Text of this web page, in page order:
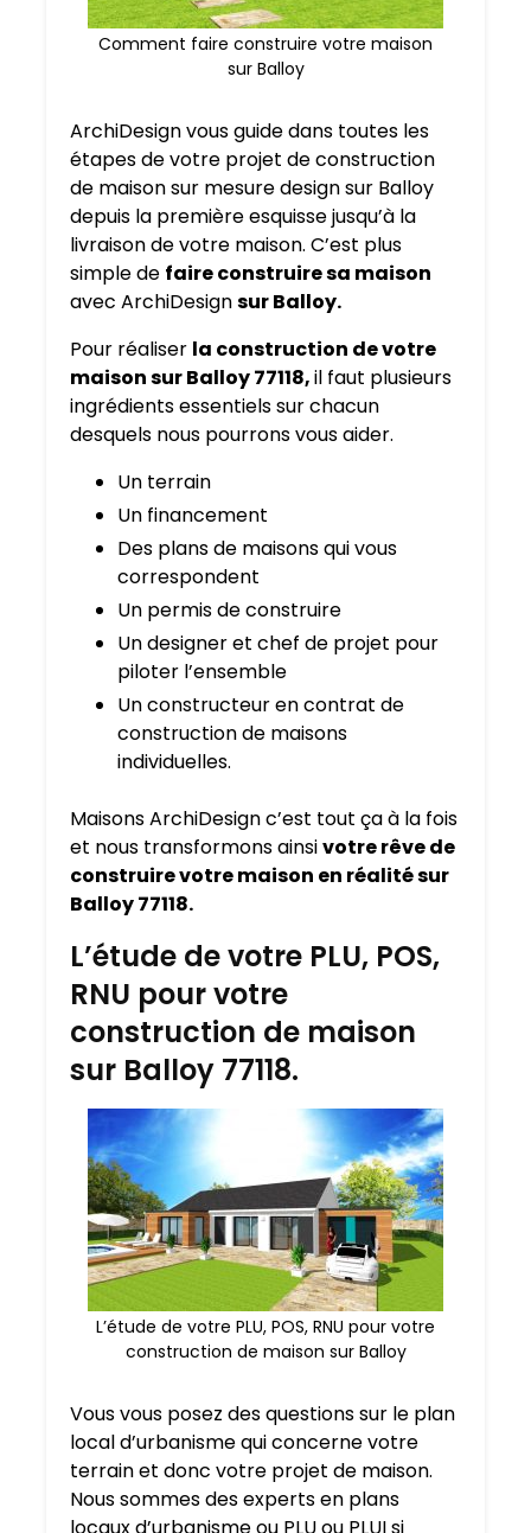
Comment faire construire votre maison
sur Balloy
ArchiDesign vous guide dans toutes les
étapes de votre projet de construction
de maison sur mesure design sur Balloy
depuis la première esquisse jusqu’à la
livraison de votre maison. C’est plus
simple de faire construire sa maison
avec ArchiDesignsur Balloy.
Pour réaliser la construction de votre
maison sur Balloy 77118,il faut plusieurs
ingrédients essentiels sur chacun
desquels nous pourrons vous aider.
Un terrain
Un financement
Des plans de maisons qui vous
correspondent
Un permis de construire
Un designer et chef de projet pour
piloter l’ensemble
Un constructeur en contrat de
construction de maisons
individuelles.
Maisons ArchiDesign c’est tout ça à la fois
et nous transformons ainsivotre rêve de
construire votre maison en réalité sur
Balloy 77118.
L’étude de votre PLU, POS,
RNU pour votre
construction de maison
sur Balloy 77118.
L’étude de votre PLU, POS, RNU pour votre
construction de maison sur Balloy
Vous vous posez des questions sur le plan
local d’urbanisme qui concerne votre
terrain et donc votre projet de maison.
Nous sommes des experts en plans